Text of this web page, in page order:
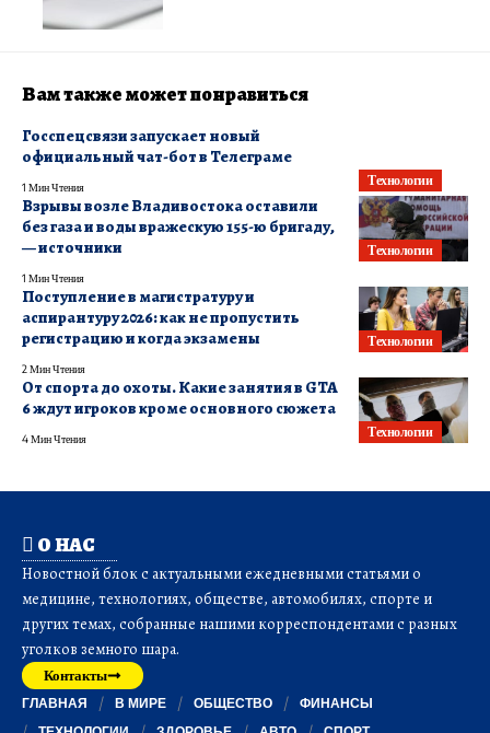
Вам также может понравиться
Технологии
Госспецсвязи запускает новый
официальный чат-бот в Телеграме
1 Мин Чтения
Технологии
Взрывы возле Владивостока оставили
без газа и воды вражескую 155-ю бригаду,
— источники
1 Мин Чтения
Технологии
Поступление в магистратуру и
аспирантуру 2026: как не пропустить
регистрацию и когда экзамены
2 Мин Чтения
Технологии
От спорта до охоты. Какие занятия в GTA
6 ждут игроков кроме основного сюжета
4 Мин Чтения
О НАС
Новостной блок с актуальными ежедневными статьями о
медицине, технологиях, обществе, автомобилях, спорте и
других темах, собранные нашими корреспондентами с разных
уголков земного шара.
Контакты
ГЛАВНАЯ В МИРЕ ОБЩЕСТВО
ФИНАНСЫ